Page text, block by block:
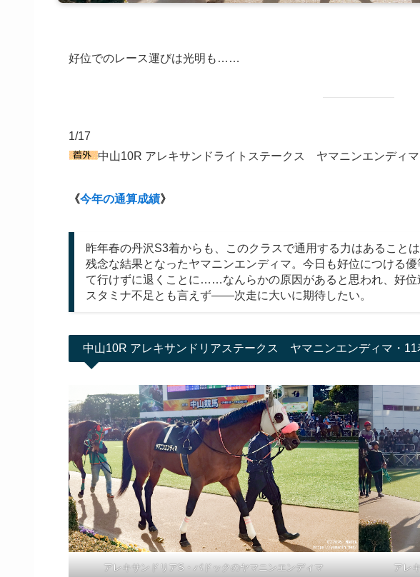
好位でのレース運びは光明も……
1/17
中山10R アレキサンドライトステークス ヤマニンエンディ
《今年の通算成績》
昨年春の丹沢S3着からも、このクラスで通用する力はあること
残念な結果となったヤマニンエンディマ。今日も好位につける
て行けずに退くことに……なんらかの原因があると思われ、好
スタミナ不足とも言えず――次走に大いに期待したい。
中山10R アレキサンドリアステークス ヤマニンエンディマ・11
アレキサンドリアS・パドックのヤマニンエンディマ アレ